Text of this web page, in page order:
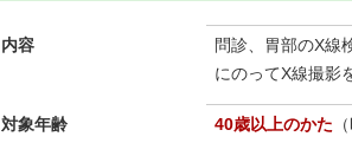
内容
問診、胃部のX線
にのってX線撮影
対象年齢 40歳以上のかた